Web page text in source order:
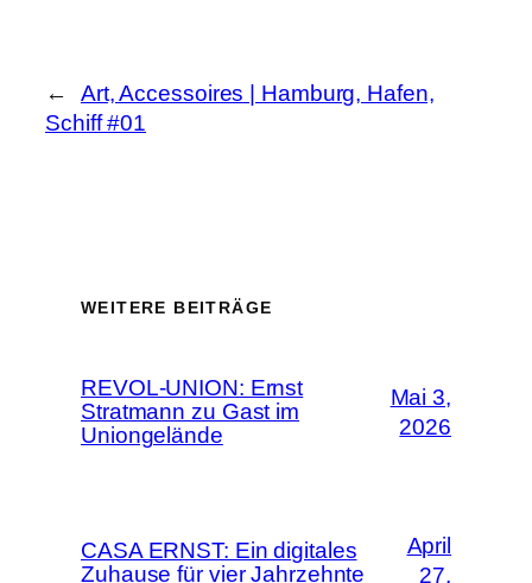
←
Art, Accessoires | Hamburg, Hafen,
Schiff #01
WEITERE BEITRÄGE
REVOL-UNION: Ernst
Stratmann zu Gast im
Uniongelände
Mai 3,
2026
CASA ERNST: Ein digitales
Zuhause für vier Jahrzehnte
April
27,